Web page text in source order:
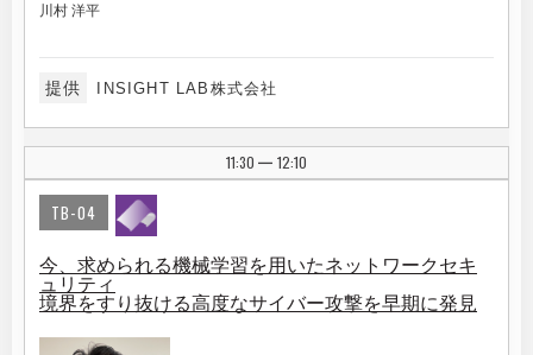
川村 洋平
提供 INSIGHT LAB株式会社
11:30 | 12:10
TB-04
今、求められる機械学習を用いたネットワークセキ
ュリティ
境界をすり抜ける高度なサイバー攻撃を早期に発見